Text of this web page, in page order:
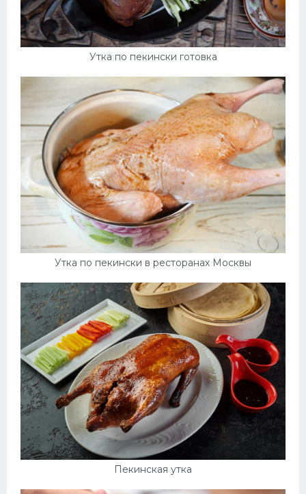
Утка по пекински готовка
Утка по пекински в ресторанах Москвы
Пекинская утка